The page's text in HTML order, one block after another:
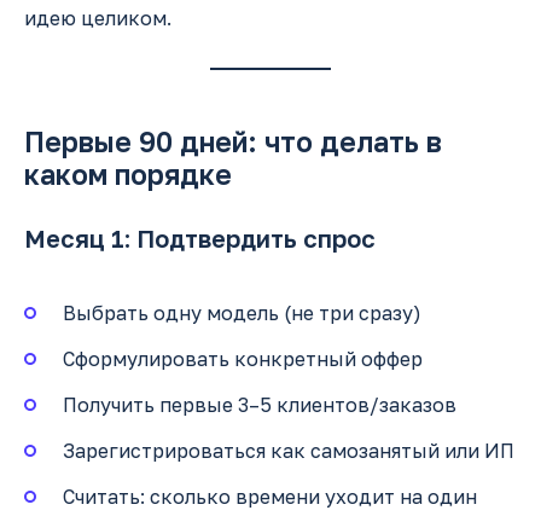
идею целиком.
Первые 90 дней: что делать в
каком порядке
Месяц 1: Подтвердить спрос
Выбрать одну модель (не три сразу)
Сформулировать конкретный оффер
Получить первые 3–5 клиентов/заказов
Зарегистрироваться как самозанятый или ИП
Считать: сколько времени уходит на один